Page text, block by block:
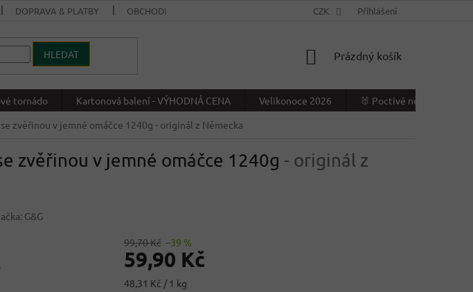
DOPRAVA & PLATBY OBCHODNÍ PODMÍNKY VÝDEJNÍ MÍSTO
CZK Přihlášení
HLEDAT
NÁKUPNÍ
Prázdný košík
tornádo Kartonová balení - VÝHODNÁ CENA Velikonoce 2026
🐰 Poctivé německé
zvěřinou v jemné omáčce 1240g - originál z Německa
zvěřinou v jemné omáčce 1240g - originál z
G&G
99,70 Kč –39 %
59,90 Kč
Měrná
48,31 Kč / 1 kg